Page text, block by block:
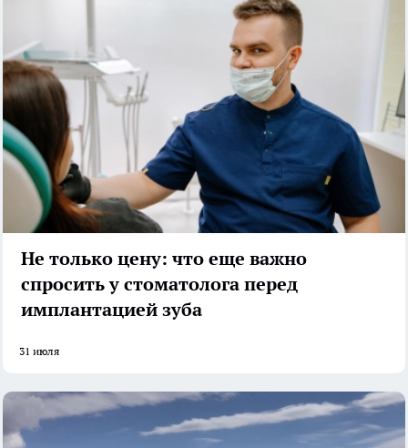
Не только цену: что еще важно
спросить у стоматолога перед
имплантацией зуба
31 июля